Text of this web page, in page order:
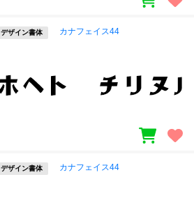
デザイン書体 カナフェイス44
デザイン書体 カナフェイス44